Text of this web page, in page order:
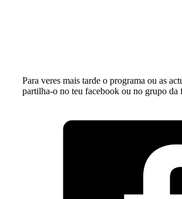
Para veres mais tarde o programa ou as
partilha-o no teu facebook ou no grupo da